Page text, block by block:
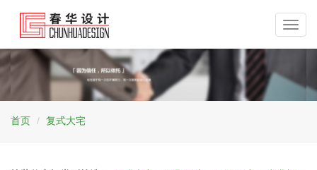
首页 复式大宅